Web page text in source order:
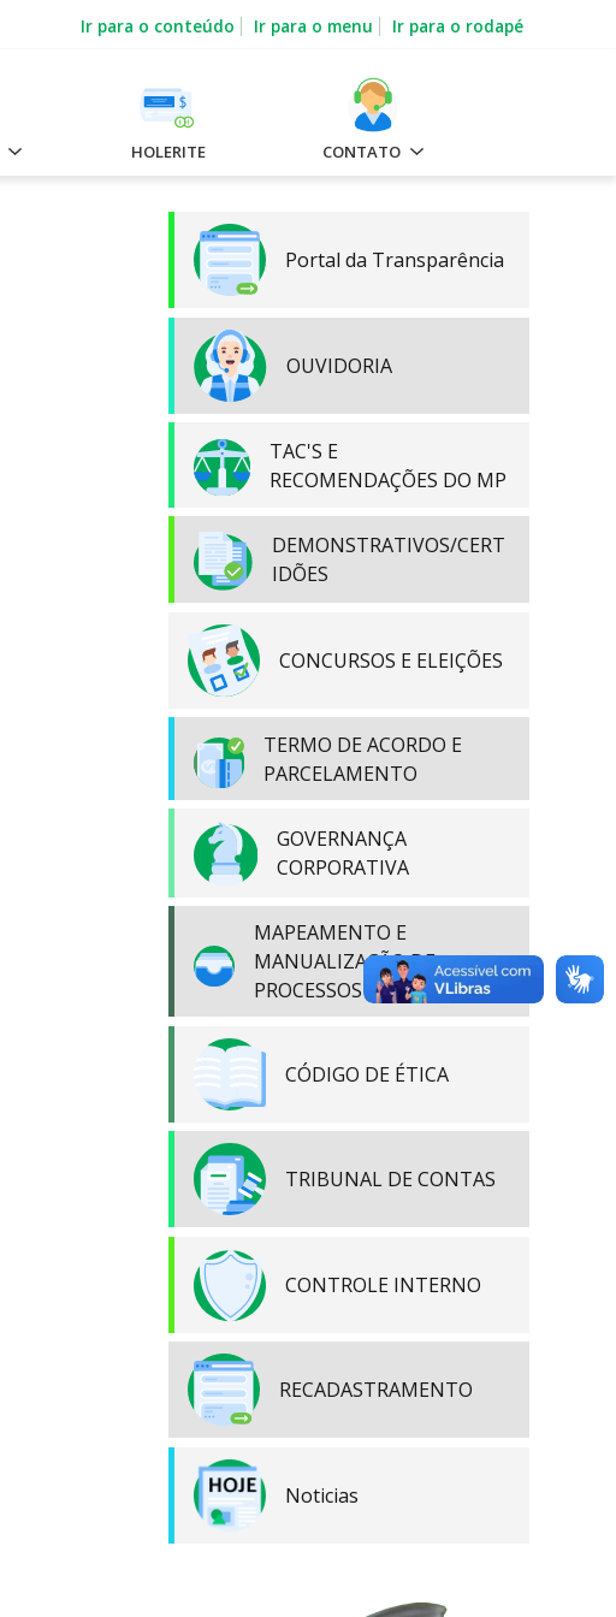
Ir para o conteúdo Ir para o menu Ir para o rodapé
HOLERITE CONTATO
Portal da Transparência
OUVIDORIA
TAC'S E
RECOMENDAÇÕES DO MP
DEMONSTRATIVOS/CERT
IDÕES
CONCURSOS E ELEIÇÕES
TERMO DE ACORDO E
PARCELAMENTO
GOVERNANÇA
CORPORATIVA
MAPEAMENTO E
MANUALIZAÇÃO DE
PROCESSOS
CÓDIGO DE ÉTICA
TRIBUNAL DE CONTAS
CONTROLE INTERNO
RECADASTRAMENTO
Noticias